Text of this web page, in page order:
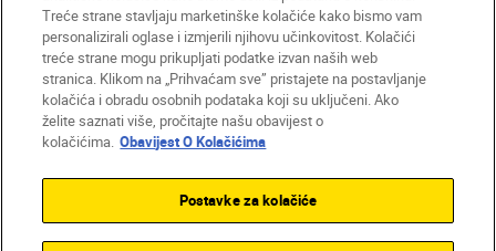
HR Nikon Sites
Obratite nam se
Obavijest o zaštiti privatnosti
Uvjeti upotrebe
Obavijest o kolačićima
Postavke kolačića
Treće strane stavljaju marketinške kolačiće kako bismo vam
personalizirali oglase i izmjerili njihovu učinkovitost. Kolačići
treće strane mogu prikupljati podatke izvan naših web
stranica. Klikom na „Prihvaćam sve” pristajete na postavljanje
kolačića i obradu osobnih podataka koji su uključeni. Ako
želite saznati više, pročitajte našu obavijest o
kolačićima. Obavijest O Kolačićima
Postavke za kolačiće